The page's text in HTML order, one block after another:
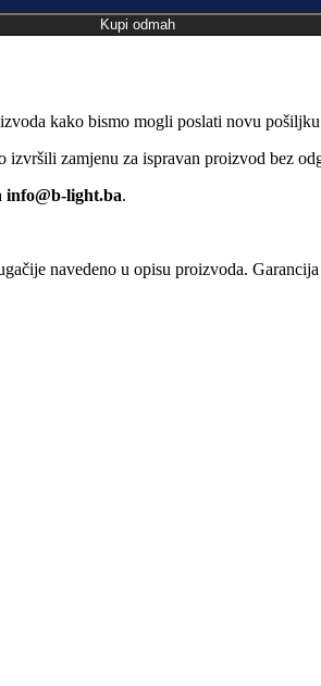
Kupi odmah
kako bismo mogli poslati novu
zamjenu za ispravan proizvod bez
info@b-light.ba.
navedeno u opisu proizvoda.